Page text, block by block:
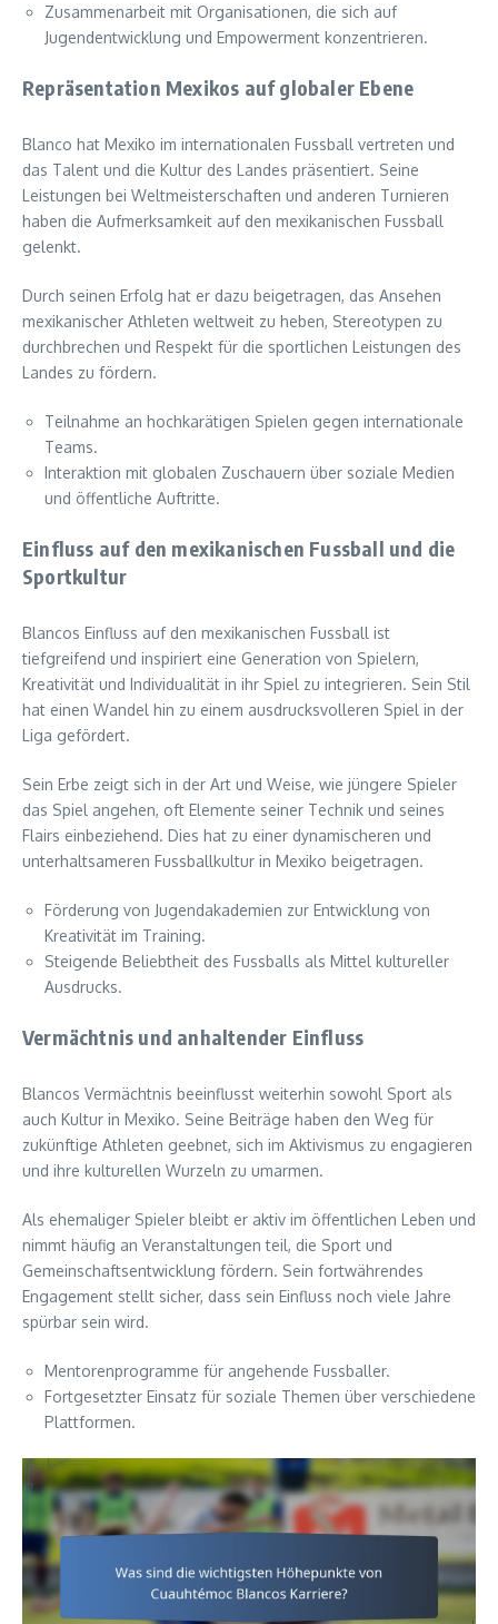
Zusammenarbeit mit Organisationen, die sich auf
Jugendentwicklung und Empowerment konzentrieren.
Repräsentation Mexikos auf globaler Ebene
Blanco hat Mexiko im internationalen Fussball vertreten und
das Talent und die Kultur des Landes präsentiert. Seine
Leistungen bei Weltmeisterschaften und anderen Turnieren
haben die Aufmerksamkeit auf den mexikanischen Fussball
gelenkt.
Durch seinen Erfolg hat er dazu beigetragen, das Ansehen
mexikanischer Athleten weltweit zu heben, Stereotypen zu
durchbrechen und Respekt für die sportlichen Leistungen des
Landes zu fördern.
Teilnahme an hochkarätigen Spielen gegen internationale
Teams.
Interaktion mit globalen Zuschauern über soziale Medien
und öffentliche Auftritte.
Einfluss auf den mexikanischen Fussball und die
Sportkultur
Blancos Einfluss auf den mexikanischen Fussball ist
tiefgreifend und inspiriert eine Generation von Spielern,
Kreativität und Individualität in ihr Spiel zu integrieren. Sein Stil
hat einen Wandel hin zu einem ausdrucksvolleren Spiel in der
Liga gefördert.
Sein Erbe zeigt sich in der Art und Weise, wie jüngere Spieler
das Spiel angehen, oft Elemente seiner Technik und seines
Flairs einbeziehend. Dies hat zu einer dynamischeren und
unterhaltsameren Fussballkultur in Mexiko beigetragen.
Förderung von Jugendakademien zur Entwicklung von
Kreativität im Training.
Steigende Beliebtheit des Fussballs als Mittel kultureller
Ausdrucks.
Vermächtnis und anhaltender Einfluss
Blancos Vermächtnis beeinflusst weiterhin sowohl Sport als
auch Kultur in Mexiko. Seine Beiträge haben den Weg für
zukünftige Athleten geebnet, sich im Aktivismus zu engagieren
und ihre kulturellen Wurzeln zu umarmen.
Als ehemaliger Spieler bleibt er aktiv im öffentlichen Leben und
nimmt häufig an Veranstaltungen teil, die Sport und
Gemeinschaftsentwicklung fördern. Sein fortwährendes
Engagement stellt sicher, dass sein Einfluss noch viele Jahre
spürbar sein wird.
Mentorenprogramme für angehende Fussballer.
Fortgesetzter Einsatz für soziale Themen über verschiedene
Plattformen.